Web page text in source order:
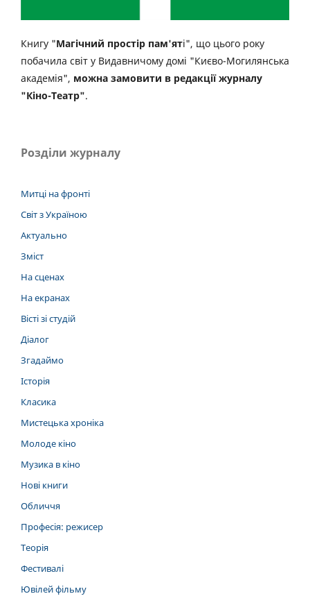
Книгу "Магічний простір пам'яті", що цього року
побачила світ у Видавничому домі "Києво-Могилянська
академія", можна замовити в редакції журналу
"Кіно-Театр".
Розділи журналу
Митці на фронті
Світ з Україною
Актуально
Зміст
На сценах
На екранах
Вісті зі студій
Діалог
Згадаймо
Історія
Класика
Мистецька хроніка
Молоде кіно
Музика в кіно
Нові книги
Обличчя
Професія: режисер
Теорія
Фестивалі
Ювілей фільму